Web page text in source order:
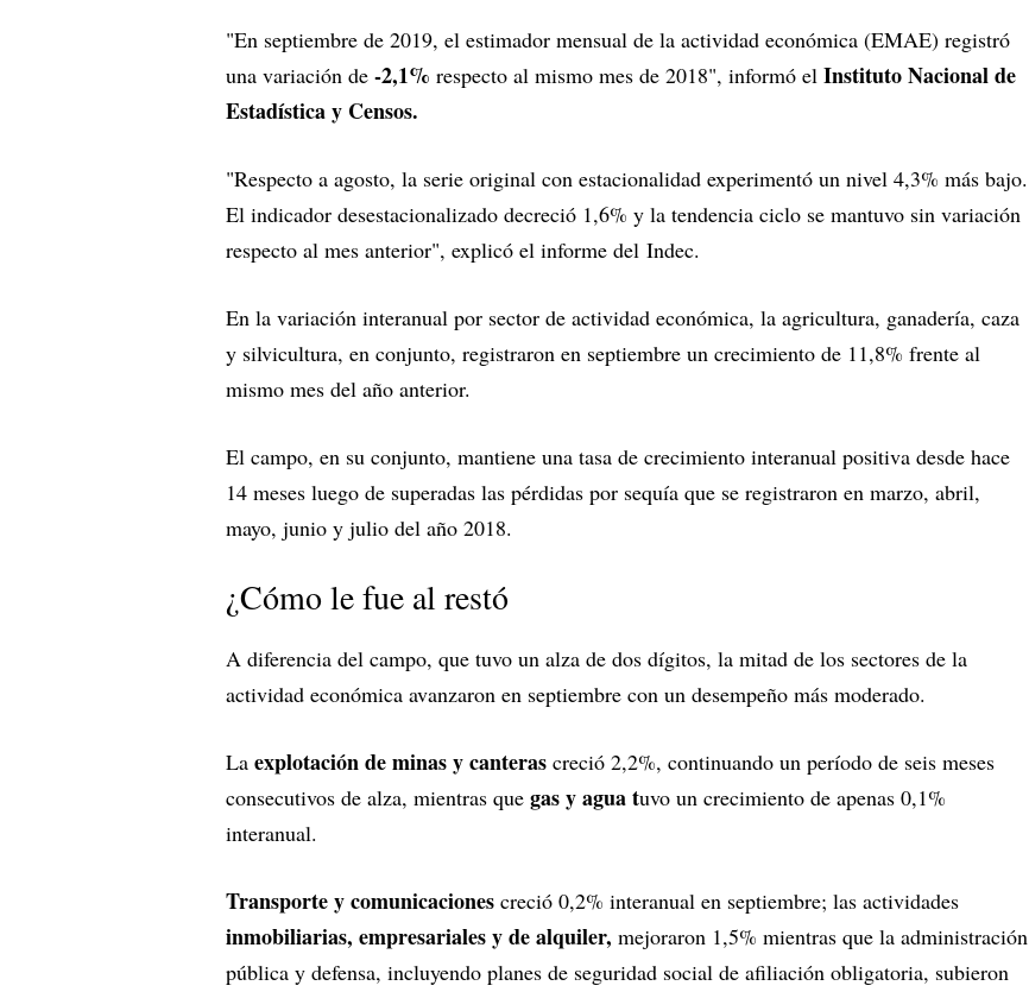
"En septiembre de 2019, el estimador mensual de la actividad económica (EMAE) registró
una variación de -2,1% respecto al mismo mes de 2018", informó el Instituto Nacional de
Estadística y Censos.
"Respecto a agosto, la serie original con estacionalidad experimentó un nivel 4,3% más bajo.
El indicador desestacionalizado decreció 1,6% y la tendencia ciclo se mantuvo sin variación
respecto al mes anterior", explicó el informe del Indec.
En la variación interanual por sector de actividad económica, la agricultura, ganadería, caza
y silvicultura, en conjunto, registraron en septiembre un crecimiento de 11,8% frente al
mismo mes del año anterior.
El campo, en su conjunto, mantiene una tasa de crecimiento interanual positiva desde hace
14 meses luego de superadas las pérdidas por sequía que se registraron en marzo, abril,
mayo, junio y julio del año 2018.
¿Cómo le fue al restó
A diferencia del campo, que tuvo un alza de dos dígitos, la mitad de los sectores de la
actividad económica avanzaron en septiembre con un desempeño más moderado.
La explotación de minas y canteras creció 2,2%, continuando un período de seis meses
consecutivos de alza, mientras que gas y agua tuvo un crecimiento de apenas 0,1%
interanual.
Transporte y comunicaciones creció 0,2% interanual en septiembre; las actividades
inmobiliarias, empresariales y de alquiler, mejoraron 1,5% mientras que la administración
pública y defensa, incluyendo planes de seguridad social de afiliación obligatoria, subieron